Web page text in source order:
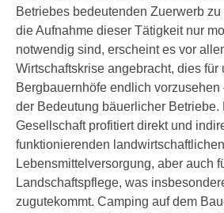
Betriebes bedeutenden Zuerwerb
die Aufnahme dieser Tätigkeit nur
notwendig sind, erscheint es vor
Wirtschaftskrise angebracht, dies für
Bergbauernhöfe endlich
der Bedeutung bäuerlicher
Gesellschaft profitiert direkt und
funktionierenden
Lebensmittelversorgung, aber auch
Landschaftspflege, was
zugutekommt. Camping auf dem